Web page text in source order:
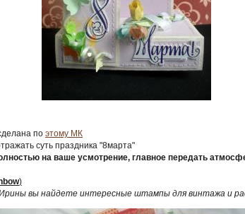
по этому МК
суть праздника "8марта"
на ваше усмотрение, главное передать
)
вы найдете интересные штампы для винтажа и